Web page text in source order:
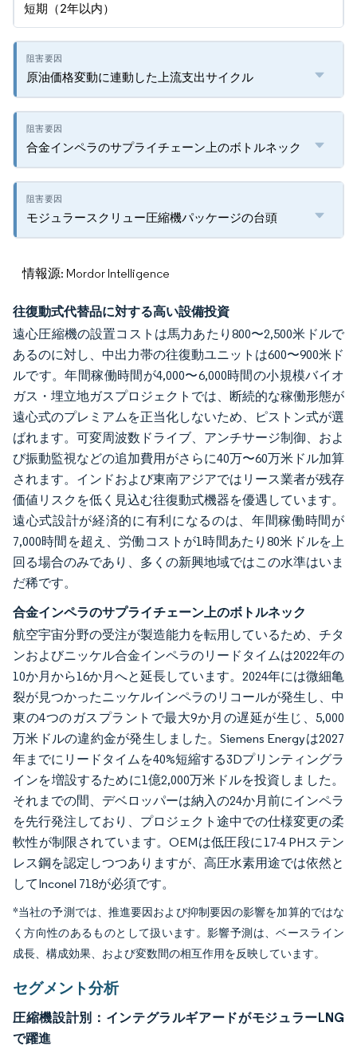
短期（2年以内）
原油価格変動に連動した上流支出サイクル
合金インペラのサプライチェーン上のボトルネック
モジュラースクリュー圧縮機パッケージの台頭
情報源: Mordor Intelligence
往復動式代替品に対する高い設備投資
遠心圧縮機の設置コストは馬力あたり800〜2,500米ドルで
あるのに対し、中出力帯の往復動ユニットは600〜900米ド
ルです。年間稼働時間が4,000〜6,000時間の小規模バイオ
ガス・埋立地ガスプロジェクトでは、断続的な稼働形態が
遠心式のプレミアムを正当化しないため、ピストン式が選
ばれます。可変周波数ドライブ、アンチサージ制御、およ
び振動監視などの追加費用がさらに40万〜60万米ドル加算
されます。インドおよび東南アジアではリース業者が残存
価値リスクを低く見込む往復動式機器を優遇しています。
遠心式設計が経済的に有利になるのは、年間稼働時間が
7,000時間を超え、労働コストが1時間あたり80米ドルを上
回る場合のみであり、多くの新興地域ではこの水準はいま
だ稀です。
合金インペラのサプライチェーン上のボトルネック
航空宇宙分野の受注が製造能力を転用しているため、チタ
ンおよびニッケル合金インペラのリードタイムは2022年の
10か月から16か月へと延長しています。2024年には微細亀
裂が見つかったニッケルインペラのリコールが発生し、中
東の4つのガスプラントで最大9か月の遅延が生じ、5,000
万米ドルの違約金が発生しました。Siemens Energyは2027
年までにリードタイムを40%短縮する3Dプリンティングラ
インを増設するために1億2,000万米ドルを投資しました。
それまでの間、デベロッパーは納入の24か月前にインペラ
を先行発注しており、プロジェクト途中での仕様変更の柔
軟性が制限されています。OEMは低圧段に17-4 PHステン
レス鋼を認定しつつありますが、高圧水素用途では依然と
してInconel 718が必須です。
*当社の予測では、推進要因および抑制要因の影響を加算的ではな
く方向性のあるものとして扱います。影響予測は、ベースライン
成長、構成効果、および変数間の相互作用を反映しています。
セグメント分析
圧縮機設計別：インテグラルギアードがモジュラーLNG
で躍進